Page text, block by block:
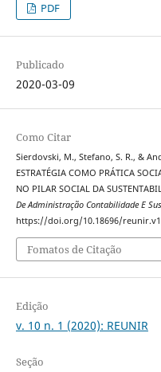
PDF
Publicado
2020-03-09
Como Citar
Sierdovski, M., Stefano, S. R., &
ESTRATÉGIA COMO PRÁTICA
NO PILAR SOCIAL DA
De Administração Contabilidade E
https://doi.org/10.18696/
Fomatos de Citação
Edição
v. 10 n. 1 (2020): REUNIR
Seção